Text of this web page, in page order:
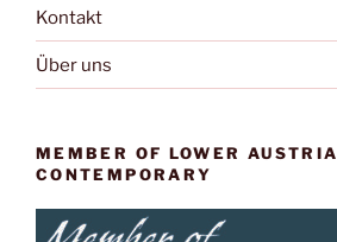
Kontakt
Über uns
MEMBER OF LOWER AUSTRIA
CONTEMPORARY